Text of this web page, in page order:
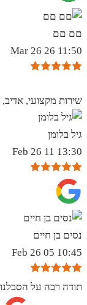
םם םם
11:50 26 Mar 26
שירות מקצועי, אדיב,
גיל בלומן
13:30 11 Feb 26
נסים בן חיים
10:45 05 Feb 26
תודה רבה על